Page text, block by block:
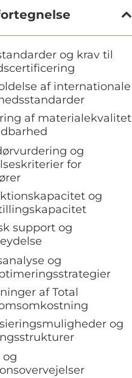
og krav til
af internationale
af materialekvalitet
og
for
og
support og
og
af Total
og
og